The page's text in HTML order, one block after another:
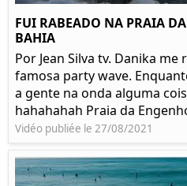
FUI RABEADO NA PRAIA
BAHIA
Por Jean Silva tv. Danika
famosa party wave.
a gente na onda alguma
hahahahah Praia da
Vidéo publiée le 27/08/2021